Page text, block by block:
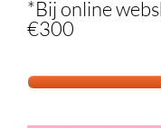
*Bij online
€300